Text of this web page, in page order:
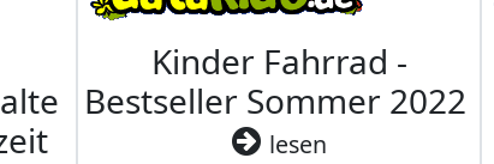
Kinder Fahrrad -
Bestseller Sommer 2022
lesen